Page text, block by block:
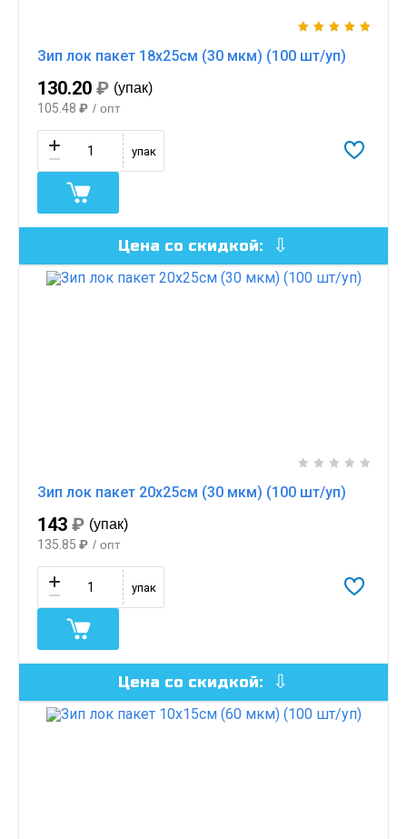
Зип лок пакет 18х25см (30 мкм) (100 шт/уп)
130.20 ₽ (упак)
105.48 ₽ / опт
упак
Цена со скидкой:
Зип лок пакет 20х25см (30 мкм) (100 шт/уп)
143 ₽ (упак)
135.85 ₽ / опт
упак
Цена со скидкой: